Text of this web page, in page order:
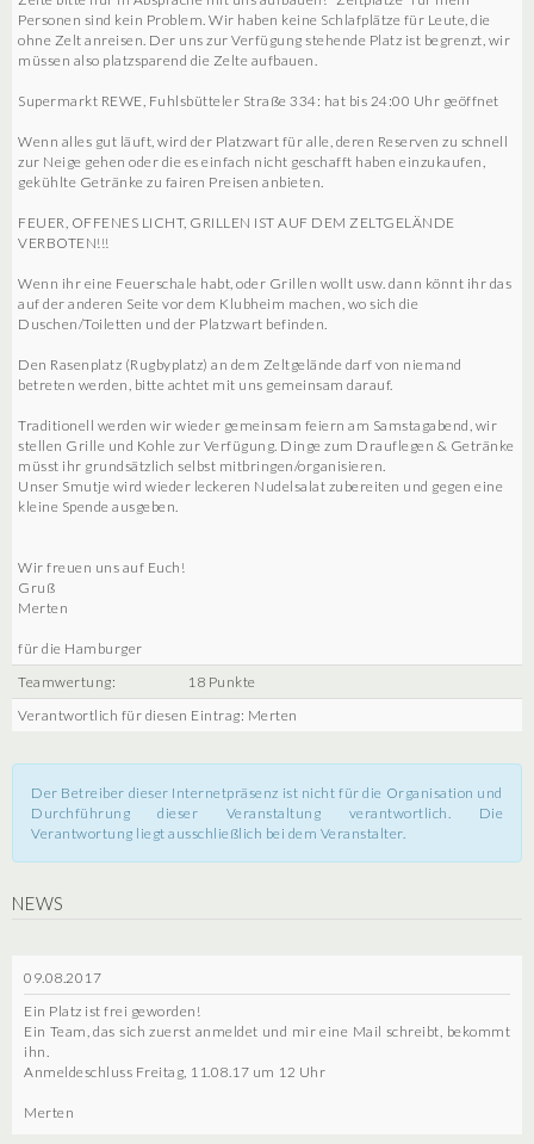
Personen sind kein Problem. Wir haben keine Schlafplätze für Leute, die
ohne Zelt anreisen. Der uns zur Verfügung stehende Platz ist begrenzt, wir
müssen also platzsparend die Zelte aufbauen.
Supermarkt REWE, Fuhlsbütteler Straße 334: hat bis 24:00 Uhr geöffnet
Wenn alles gut läuft, wird der Platzwart für alle, deren Reserven zu schnell
zur Neige gehen oder die es einfach nicht geschafft haben einzukaufen,
gekühlte Getränke zu fairen Preisen anbieten.
FEUER, OFFENES LICHT, GRILLEN IST AUF DEM ZELTGELÄNDE
VERBOTEN!!!
Wenn ihr eine Feuerschale habt, oder Grillen wollt usw. dann könnt ihr das
auf der anderen Seite vor dem Klubheim machen, wo sich die
Duschen/Toiletten und der Platzwart befinden.
Den Rasenplatz (Rugbyplatz) an dem Zeltgelände darf von niemand
betreten werden, bitte achtet mit uns gemeinsam darauf.
Traditionell werden wir wieder gemeinsam feiern am Samstagabend, wir
stellen Grille und Kohle zur Verfügung. Dinge zum Drauflegen & Getränke
müsst ihr grundsätzlich selbst mitbringen/organisieren.
Unser Smutje wird wieder leckeren Nudelsalat zubereiten und gegen eine
kleine Spende ausgeben.
Wir freuen uns auf Euch!
Gruß
Merten
für die Hamburger
Teamwertung:
18 Punkte
Verantwortlich für diesen Eintrag: Merten
Der Betreiber dieser Internetpräsenz ist nicht für die Organisation und
Durchführung dieser Veranstaltung verantwortlich. Die
Verantwortung liegt ausschließlich bei dem Veranstalter.
NEWS
09.08.2017
Ein Platz ist frei geworden!
Ein Team, das sich zuerst anmeldet und mir eine Mail schreibt, bekommt
ihn.
Anmeldeschluss Freitag, 11.08.17 um 12 Uhr
Merten